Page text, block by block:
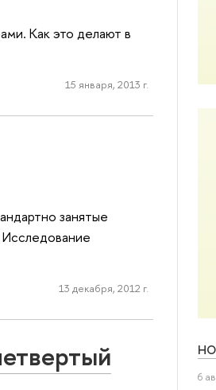
6
Как это делают в
15 января, 2013 г.
занятые
13 декабря, 2012 г.